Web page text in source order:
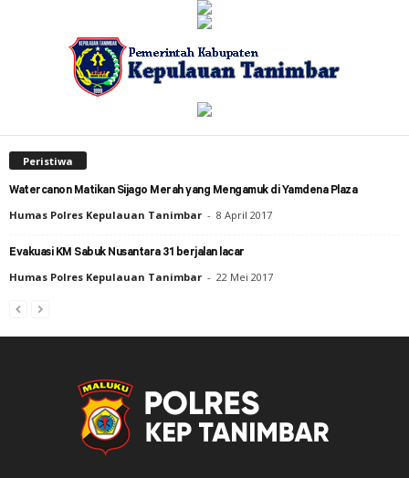
Peristiwa
Watercanon Matikan Sijago Merah yang Mengamuk di Yamdena Plaza
Humas Polres Kepulauan Tanimbar - 8 April 2017
Evakuasi KM Sabuk Nusantara 31 berjalan lacar
Humas Polres Kepulauan Tanimbar - 22 Mei 2017